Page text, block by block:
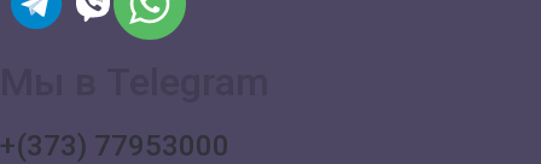
+(373) 77953000